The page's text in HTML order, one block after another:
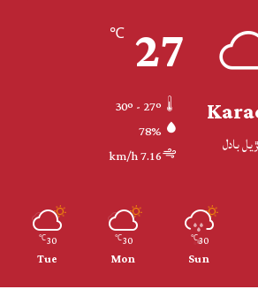
بادل
27
℃
78%
7.16 km/h
30
℃
Sun
30
℃
Mon
30
℃
Tue